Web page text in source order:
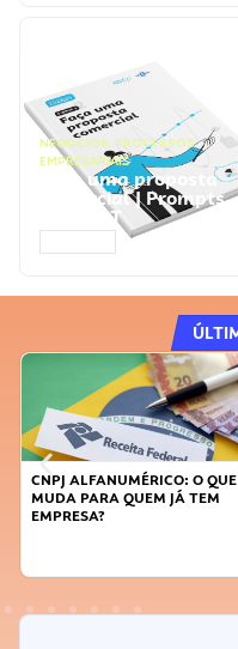
NEGÓCIOS, PROCESSOS
EMPRESARIAIS
Faça uma proposta
comercial | Prompts
ChatGPT
DICAS PARA OBTER CRÉDITO